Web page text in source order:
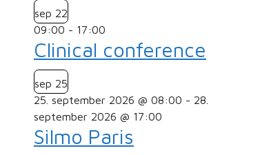
sep 22
09:00 - 17:00
Clinical conference
sep 25
25. september 2026 @ 08:00 - 28.
september 2026 @ 17:00
Silmo Paris